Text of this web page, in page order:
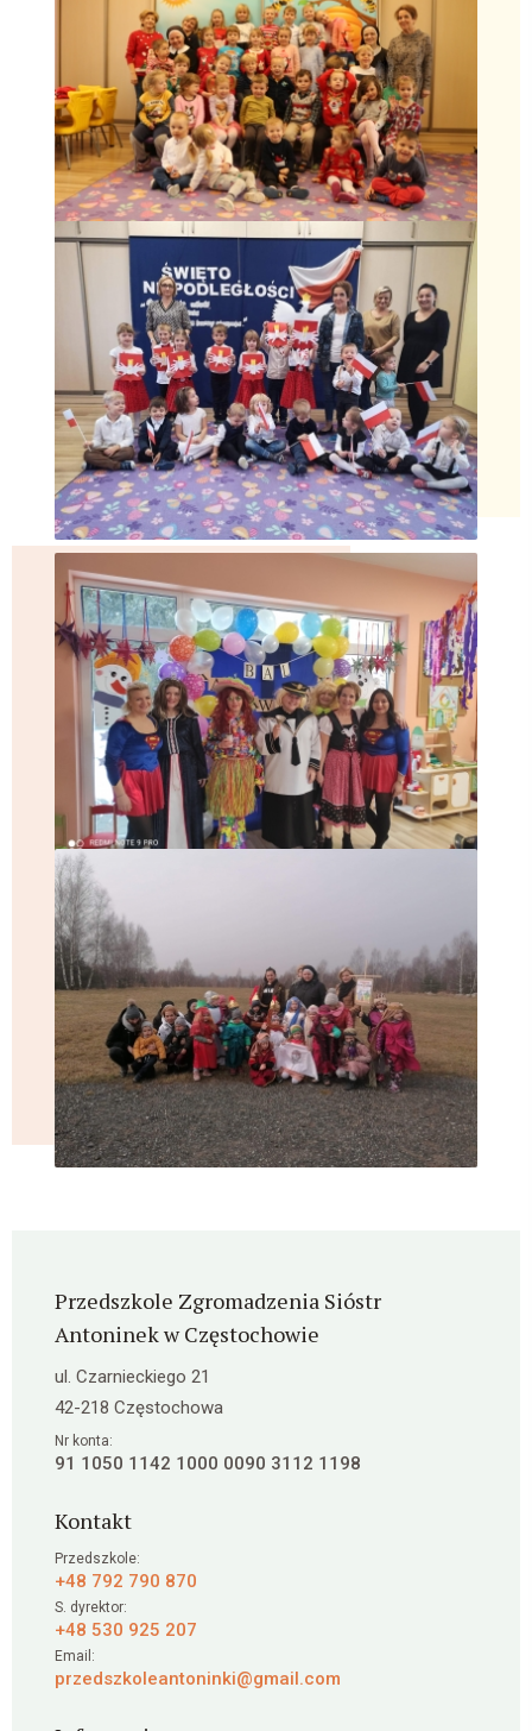
Przedszkole Zgromadzenia Sióstr
Antoninek w Częstochowie
ul. Czarnieckiego 21
42-218 Częstochowa
Nr konta:
91 1050 1142 1000 0090 3112 1198
Kontakt
Przedszkole:
+48 792 790 870
S. dyrektor:
+48 530 925 207
Email:
przedszkoleantoninki@gmail.com